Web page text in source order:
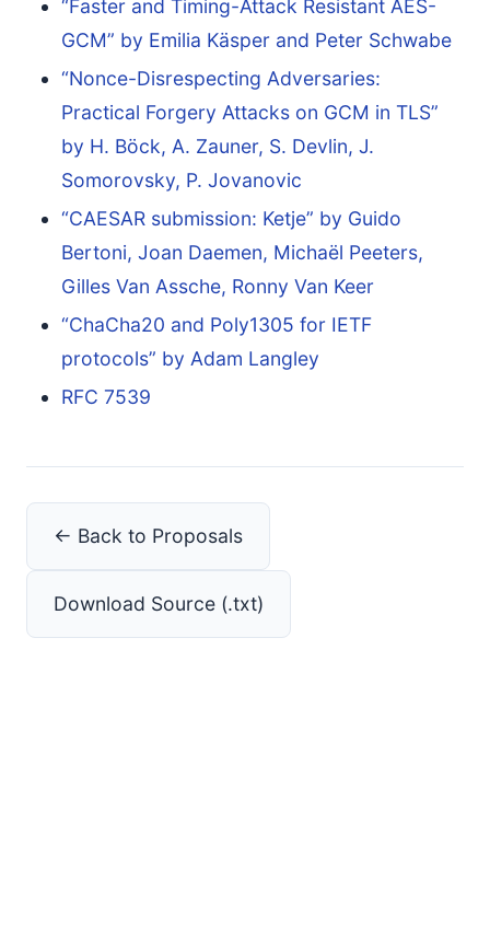
“Faster and Timing-Attack Resistant AES-
GCM” by Emilia Käsper and Peter Schwabe
“Nonce-Disrespecting Adversaries:
Practical Forgery Attacks on GCM in TLS”
by H. Böck, A. Zauner, S. Devlin, J.
Somorovsky, P. Jovanovic
“CAESAR submission: Ketje” by Guido
Bertoni, Joan Daemen, Michaël Peeters,
Gilles Van Assche, Ronny Van Keer
“ChaCha20 and Poly1305 for IETF
protocols” by Adam Langley
RFC 7539
← Back to Proposals
Download Source (.txt)